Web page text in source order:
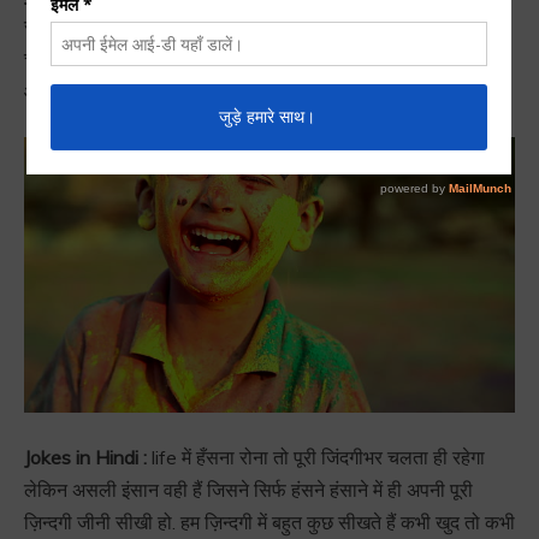
सुनने में ही आता हैं. लेकिन हाँ मजाक अगर बहुत अच्छा हो तो भले ही
चुटकला आपके सर के ऊपर से निकल गया हो लेकिन लोगो के हाव भाव
और हँसते हुवे चेहरों को देखकर ही हंसी छुटना आम बात हैं.
Jokes in Hindi : life में हँसना रोना तो पूरी जिंदगीभर चलता ही रहेगा
लेकिन असली इंसान वही हैं जिसने सिर्फ हंसने हंसाने में ही अपनी पूरी
ज़िन्दगी जीनी सीखी हो. हम ज़िन्दगी में बहुत कुछ सीखते हैं कभी खुद तो कभी